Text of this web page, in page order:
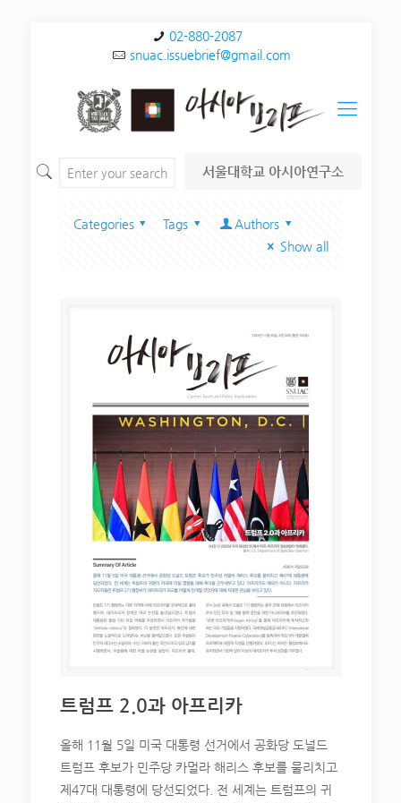
02-880-2087
snuac.issuebrief@gmail.com
서울대학교 아시아연구소
Categories Tags
Authors
Show all
트럼프 2.0과 아프리카
올해 11월 5일 미국 대통령 선거에서 공화당 도널드
트럼프 후보가 민주당 카멀라 해리스 후보를 물리치고
제47대 대통령에 당선되었다. 전 세계는 트럼프의 귀